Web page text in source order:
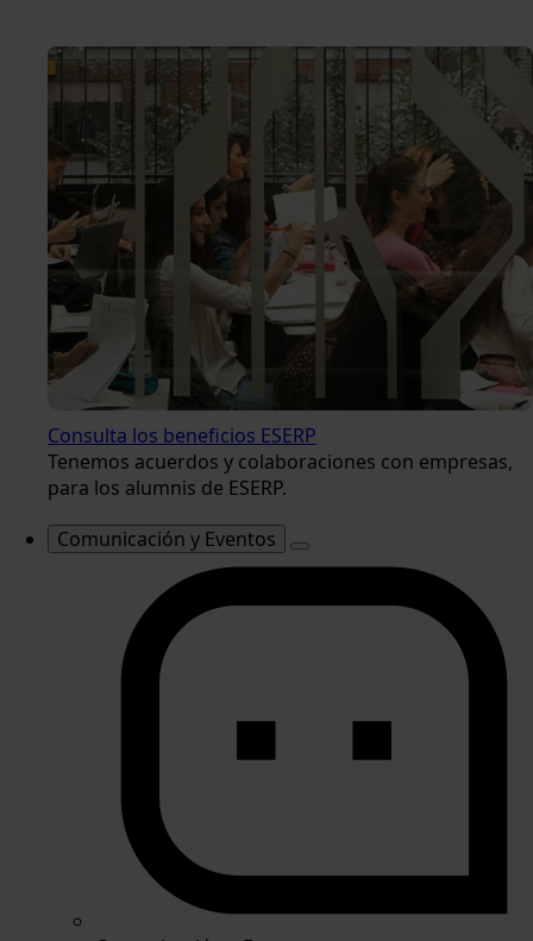
Consulta los beneficios ESERP
Tenemos acuerdos y colaboraciones con empresas,
para los alumnis de ESERP.
Comunicación y Eventos